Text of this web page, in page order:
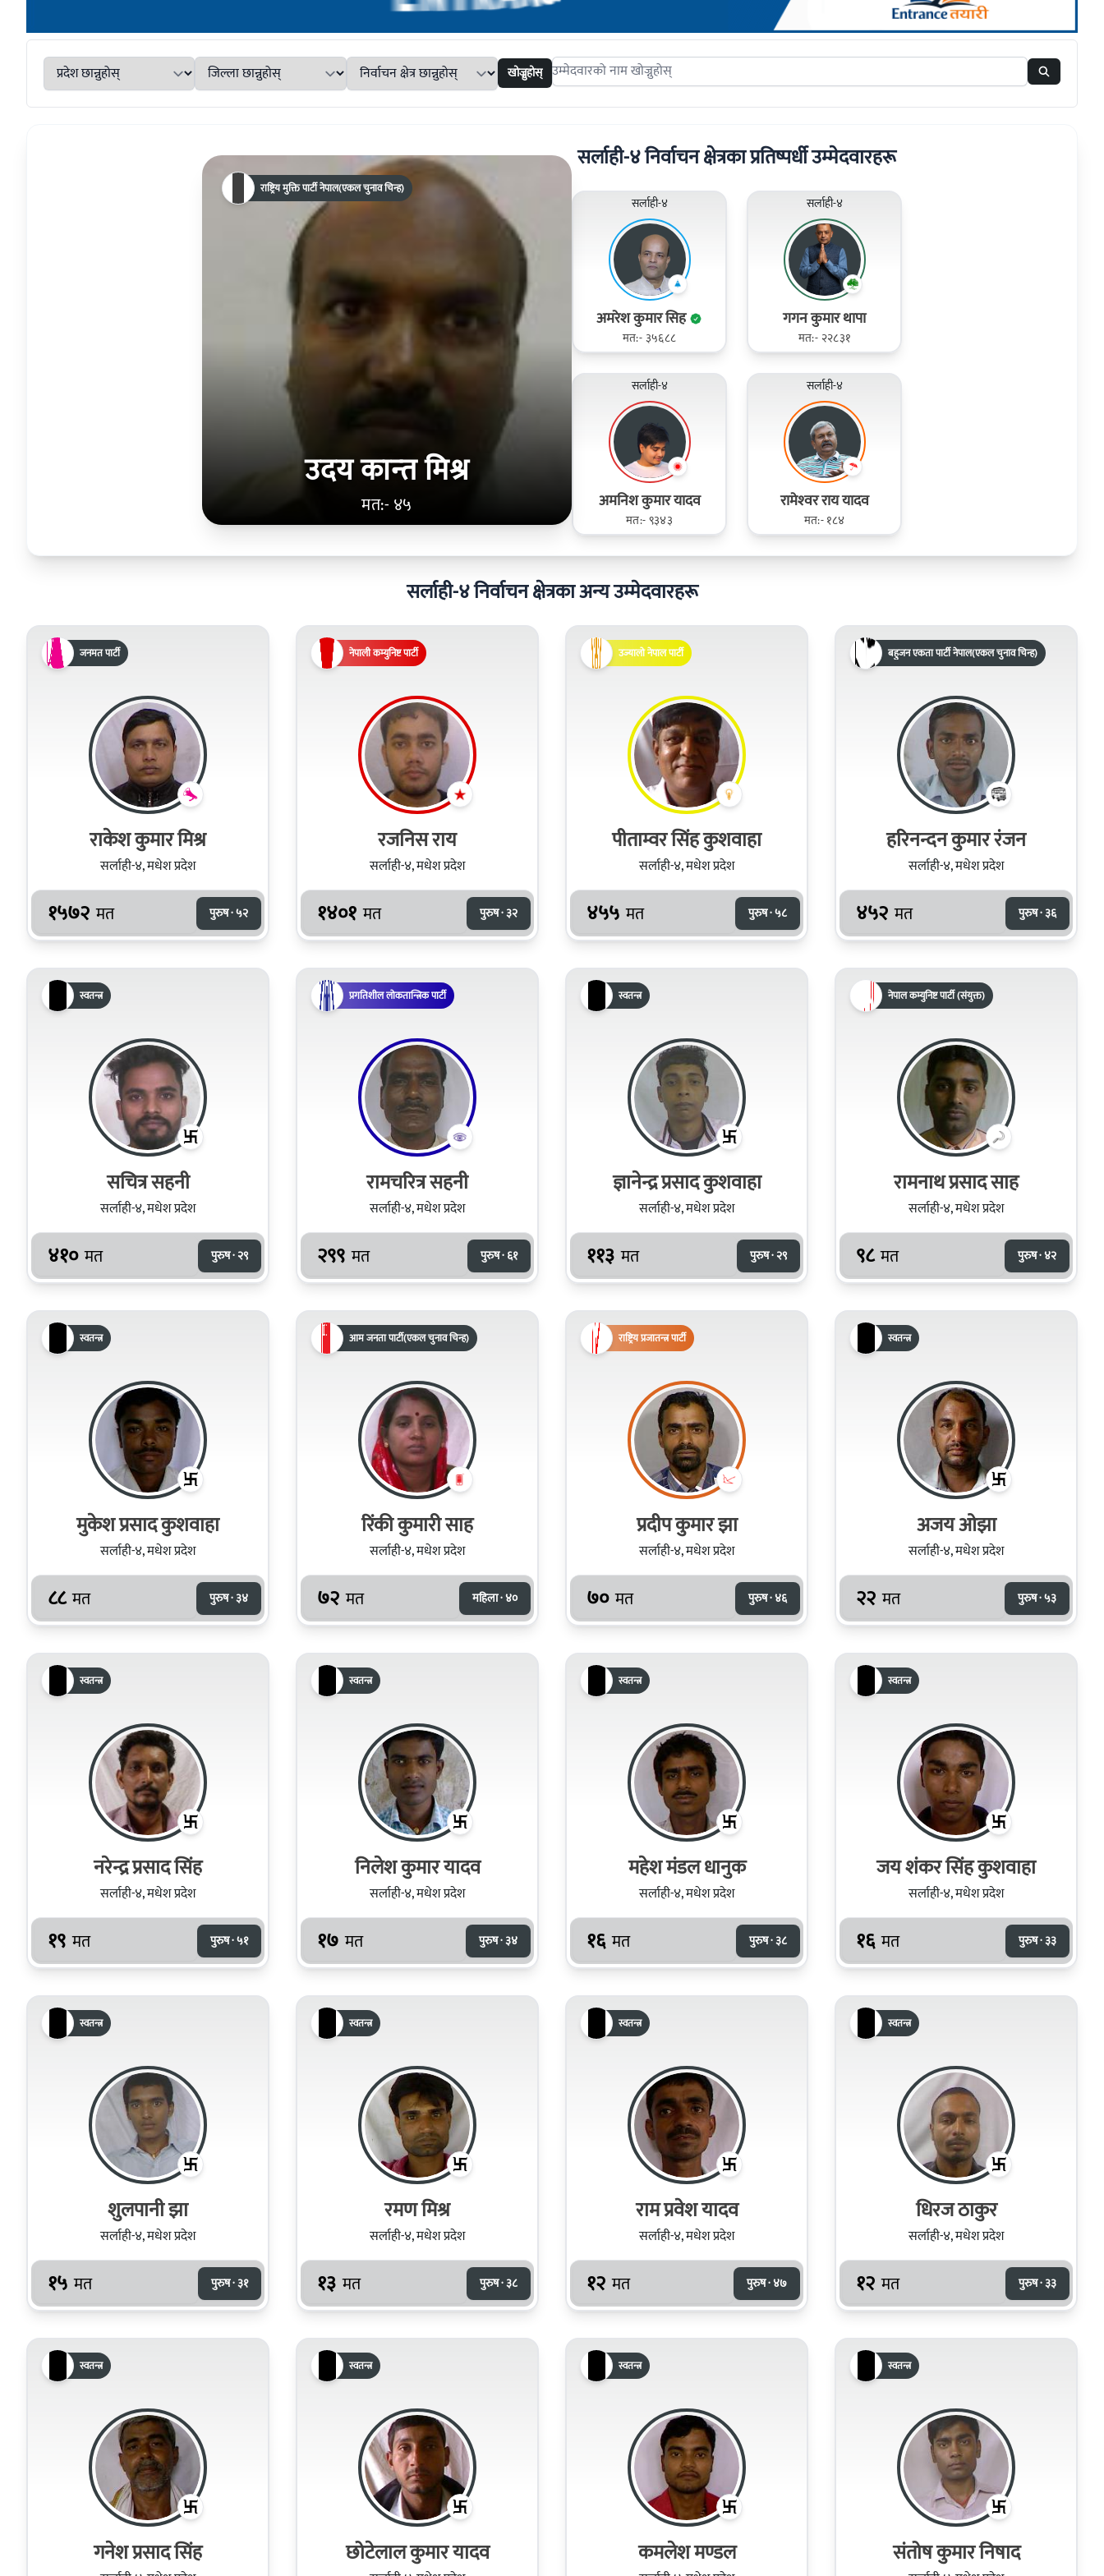
खोज्नुहोस् Search candidates
उदय कान्‍त मिश्र
मत:- ४५
राष्ट्रिय मुक्ति पार्टी नेपाल(एकल चुनाव चिन्ह)
सर्लाही-४ निर्वाचन क्षेत्रका प्रतिष्पर्धी उम्मेदवारहरू
सर्लाही-४
अमरेश कुमार सिह
मत:- ३५६८८
सर्लाही-४
गगन कुमार थापा
मत:- २२८३१
सर्लाही-४
अमनिश कुमार यादव
मत:- ९३४३
सर्लाही-४
रामेश्‍वर राय यादव
मत:- १८४
सर्लाही-४ निर्वाचन क्षेत्रका अन्य उम्मेदवारहरू
जनमत पार्टी
राकेश कुमार मिश्र
सर्लाही-४, मधेश प्रदेश
१५७२ मत पुरुष · ५२
नेपाली कम्युनिष्ट पार्टी
रजनिस राय
सर्लाही-४, मधेश प्रदेश
१४०१ मत पुरुष · ३२
उज्यालो नेपाल पार्टी
पीताम्वर सिंह कुशवाहा
सर्लाही-४, मधेश प्रदेश
४५५ मत पुरुष · ५८
बहुजन एकता पार्टी नेपाल(एकल चुनाव चिन्ह)
हरिनन्दन कुमार रंजन
सर्लाही-४, मधेश प्रदेश
४५२ मत पुरुष · ३६
स्वतन्त्र
सचित्र सहनी
सर्लाही-४, मधेश प्रदेश
४१० मत पुरुष · २९
प्रगतिशील लोकतान्त्रिक पार्टी
रामचरित्र सहनी
सर्लाही-४, मधेश प्रदेश
२९९ मत पुरुष · ६१
स्वतन्त्र
ज्ञानेन्द्र प्रसाद कुशवाहा
सर्लाही-४, मधेश प्रदेश
११३ मत पुरुष · २९
नेपाल कम्युनिष्ट पार्टी (संयुक्त)
रामनाथ प्रसाद साह
सर्लाही-४, मधेश प्रदेश
९८ मत पुरुष · ४२
स्वतन्त्र
मुकेश प्रसाद कुशवाहा
सर्लाही-४, मधेश प्रदेश
८८ मत पुरुष · ३४
आम जनता पार्टी(एकल चुनाव चिन्ह)
रिंकी कुमारी साह
सर्लाही-४, मधेश प्रदेश
७२ मत महिला · ४०
राष्ट्रिय प्रजातन्त्र पार्टी
प्रदीप कुमार झा
सर्लाही-४, मधेश प्रदेश
७० मत पुरुष · ४६
स्वतन्त्र
अजय ओझा
सर्लाही-४, मधेश प्रदेश
२२ मत पुरुष · ५३
स्वतन्त्र
नरेन्द्र प्रसाद सिंह
सर्लाही-४, मधेश प्रदेश
१९ मत पुरुष · ५१
स्वतन्त्र
निलेश कुमार यादव
सर्लाही-४, मधेश प्रदेश
१७ मत पुरुष · ३४
स्वतन्त्र
महेश मंडल धानुक
सर्लाही-४, मधेश प्रदेश
१६ मत पुरुष · ३८
स्वतन्त्र
जय शंकर सिंह कुशवाहा
सर्लाही-४, मधेश प्रदेश
१६ मत पुरुष · ३३
स्वतन्त्र
शुलपानी झा
सर्लाही-४, मधेश प्रदेश
१५ मत पुरुष · ३१
स्वतन्त्र
रमण मिश्र
सर्लाही-४, मधेश प्रदेश
१३ मत पुरुष · ३८
स्वतन्त्र
राम प्रवेश यादव
सर्लाही-४, मधेश प्रदेश
१२ मत पुरुष · ४७
स्वतन्त्र
धिरज ठाकुर
सर्लाही-४, मधेश प्रदेश
१२ मत पुरुष · ३३
स्वतन्त्र
गनेश प्रसाद सिंह
स्वतन्त्र
छोटेलाल कुमार यादव
स्वतन्त्र
कमलेश मण्डल
स्वतन्त्र
संतोष कुमार निषाद